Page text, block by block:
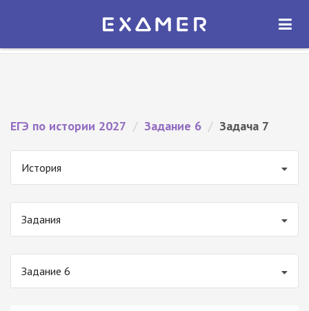
Экзамер — ЕГЭ 2027
ОТКРЫТЬ
ЕГЭ по истории 2027 / Задание 6 / Задача 7
История
Задания
Задание 6